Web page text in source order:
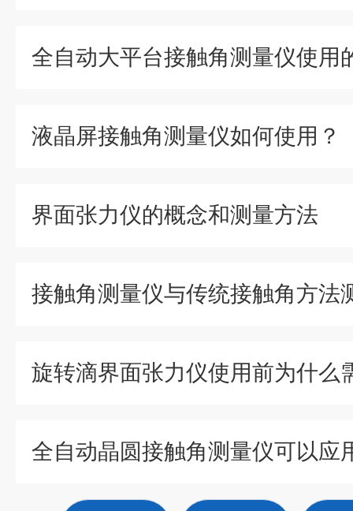
液晶屏接触角测量仪如何使用？
界面张力仪的概念和测量方法